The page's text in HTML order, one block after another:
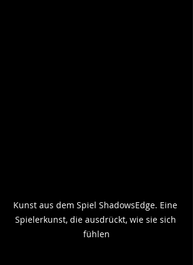
Kunst aus dem Spiel ShadowsEdge. Eine
Spielerkunst, die ausdrückt, wie sie sich
fühlen